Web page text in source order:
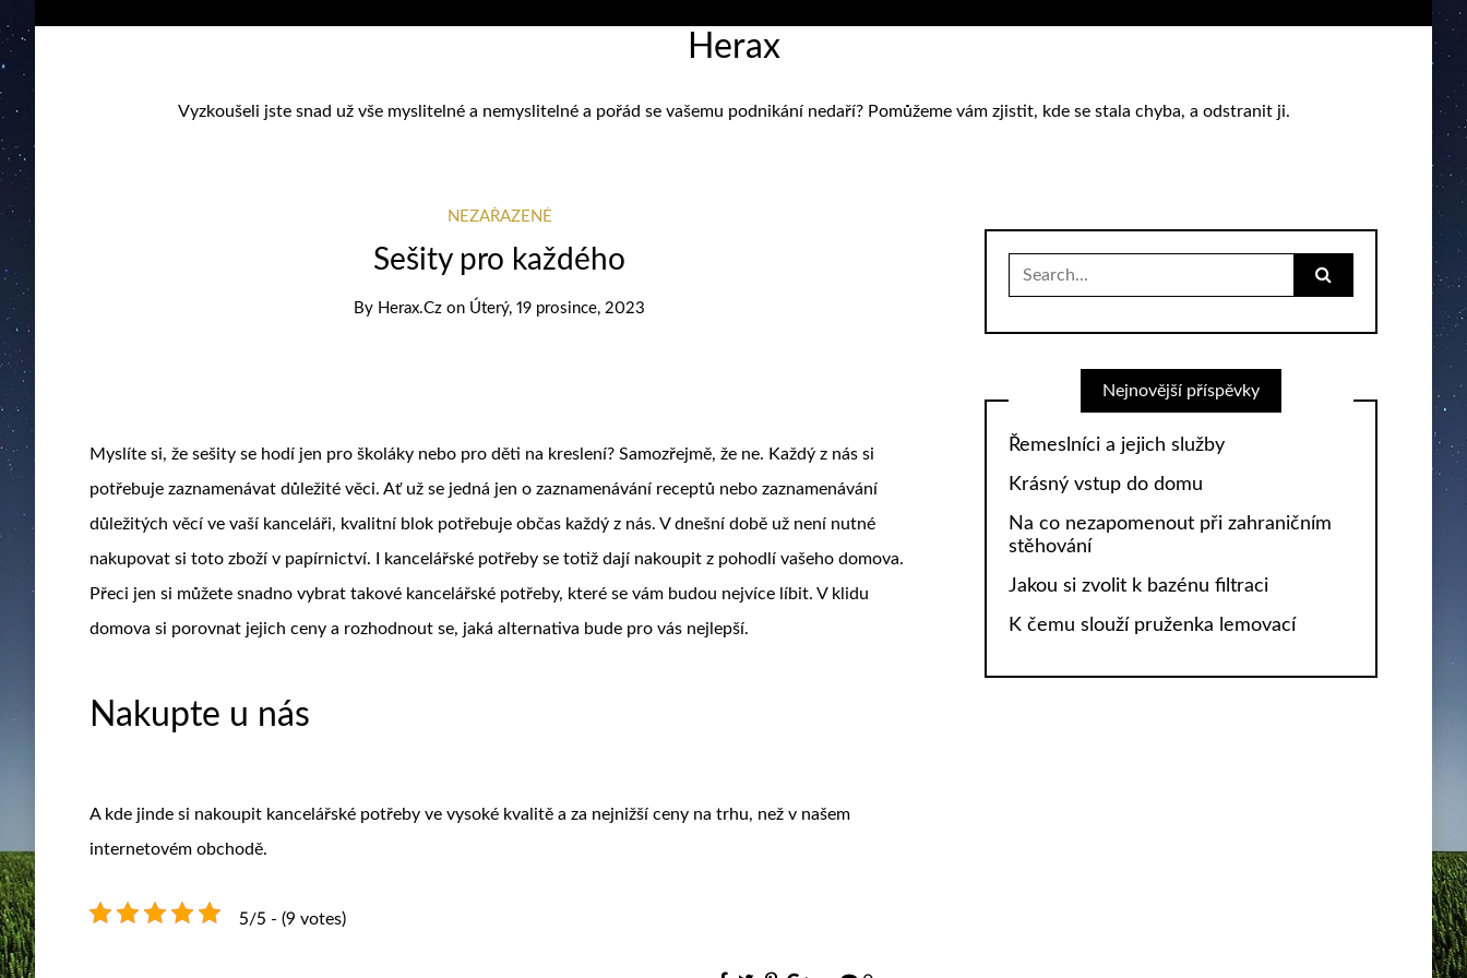
Herax
Vyzkoušeli jste snad už vše myslitelné a nemyslitelné a pořád se vašemu podnikání nedaří? Pomůžeme vám zjistit, kde se stala chyba, a odstranit ji.
NEZAŘAZENÉ
Sešity pro každého
By Herax.cz on Úterý, 19 prosince, 2023
Myslíte si, že sešity se hodí jen pro školáky nebo pro děti na kreslení? Samozřejmě, že ne. Každý z nás si
potřebuje zaznamenávat důležité věci. Ať už se jedná jen o zaznamenávání receptů nebo zaznamenávání
důležitých věcí ve vaší kanceláři, kvalitní blok potřebuje občas každý z nás. V dnešní době už není nutné
nakupovat si toto zboží v papírnictví. I kancelářské potřeby se totiž dají nakoupit z pohodlí vašeho domova.
Přeci jen si můžete snadno vybrat takové kancelářské potřeby, které se vám budou nejvíce líbit. V klidu
domova si porovnat jejich ceny a rozhodnout se, jaká alternativa bude pro vás nejlepší.
Nakupte u nás
A kde jinde si nakoupit kancelářské potřeby ve vysoké kvalitě a za nejnižší ceny na trhu, než v našem
internetovém obchodě.
5/5 - (9 votes)
Search
Nejnovější příspěvky
Řemeslníci a jejich služby
Krásný vstup do domu
Na co nezapomenout při zahraničním
stěhování
Jakou si zvolit k bazénu filtraci
K čemu slouží pruženka lemovací